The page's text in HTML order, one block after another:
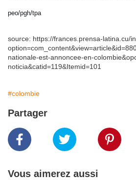
peo/pgh/tpa
source: https://frances.prensa-latina.cu/
nationale-est-annoncee-en-
noticia&catid=119&Itemid=101
#colombie
Partager
Vous aimerez aussi